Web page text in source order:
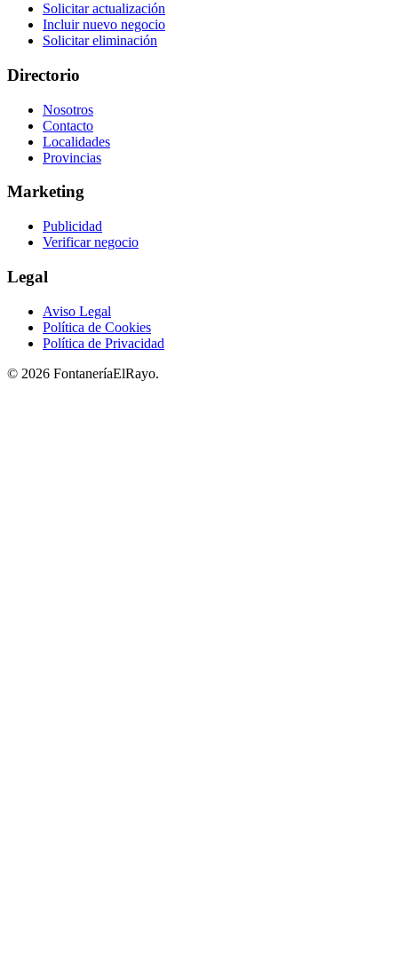
Solicitar actualización
Incluir nuevo negocio
Solicitar eliminación
Directorio
Nosotros
Contacto
Localidades
Provincias
Marketing
Publicidad
Verificar negocio
Legal
Aviso Legal
Política de Cookies
Política de Privacidad
© 2026 FontaneríaElRayo.